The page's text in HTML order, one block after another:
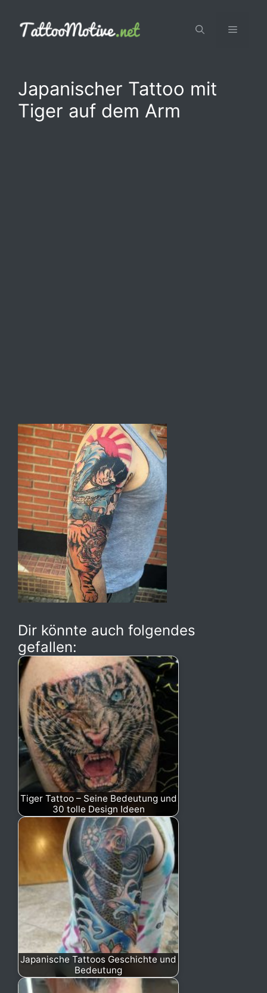
Inhalt
springen
Menü
Japanischer Tattoo mit
Tiger auf dem Arm
Dir könnte auch folgendes
gefallen:
Tiger Tattoo – Seine Bedeutung und
30 tolle Design Ideen
Japanische Tattoos Geschichte und
Bedeutung